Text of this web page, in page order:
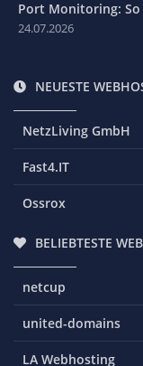
Port Monitoring:
24.07.2026
NEUESTE
NetzLiving GmbH
Fast4.IT
Ossrox
BELIEBTESTE
netcup
united-domains
LA Webhosting